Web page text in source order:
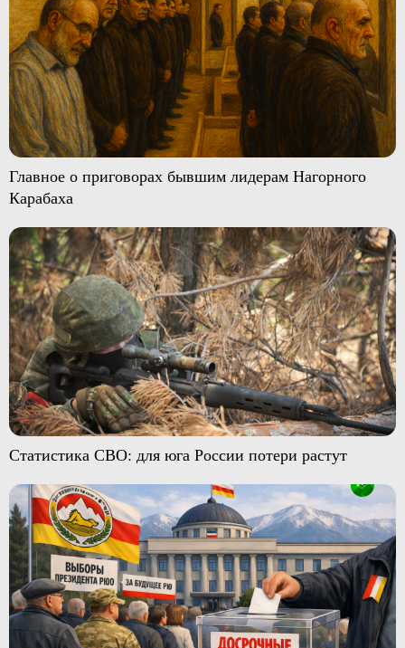
Главное о приговорах бывшим лидерам Нагорного
Карабаха
Статистика СВО: для юга России потери растут